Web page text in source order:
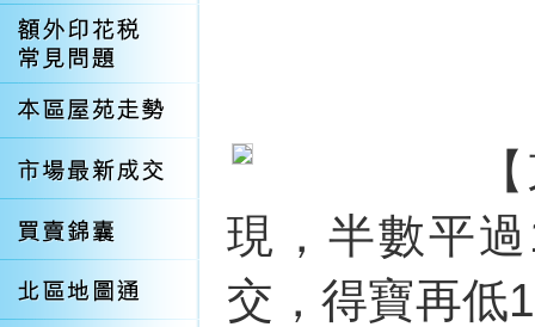
現，半數平
交，得寶再低